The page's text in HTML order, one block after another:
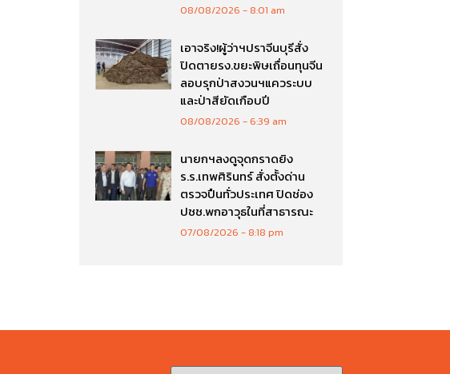
08/08/2026 8:01 am
เอาจริง!ผู้ว่าฯปราจีนบุรีสั่ง
ปิดตายรง.ขยะพิษเถื่อนทุนจีน
ลอบรุกป่าสงวนฯแควระบบ
และป่าสียัดเกือบปี
08/08/2026 6:39 am
นายกฯลงดูจุดกราดยิง
ร.ร.เทพศิรินทร์ สั่งตั้งด่าน
ตรวจปืนทั่วประเทศ ปิดช่อง
ปชช.พกอาวุธในที่สาธารณะ
07/08/2026 8:18 pm